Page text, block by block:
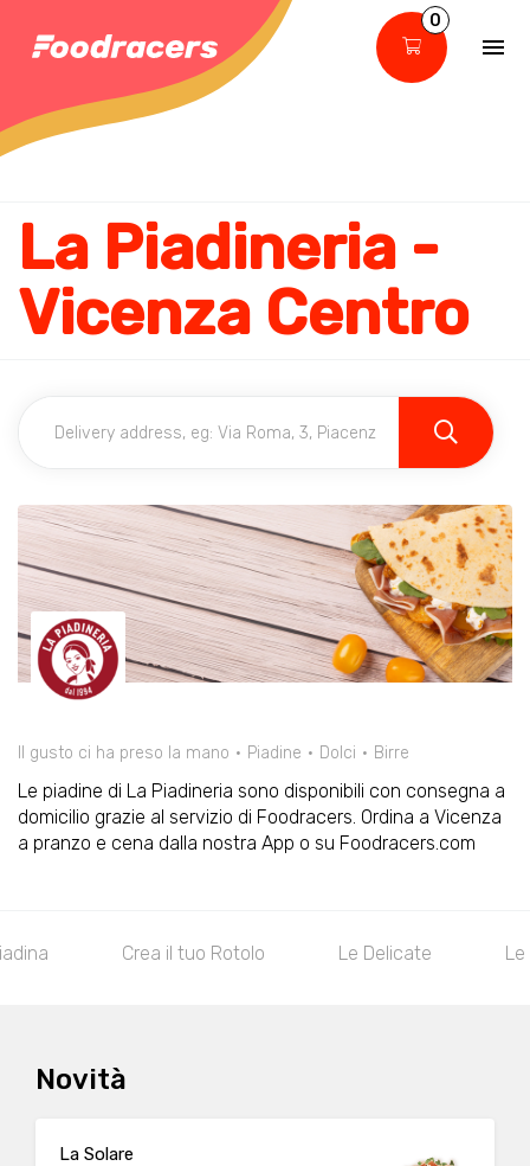
0
La Piadineria -
Vicenza Centro
Il gusto ci ha preso la mano Piadine Dolci Birre
Le piadine di La Piadineria sono disponibili con consegna a
domicilio grazie al servizio di Foodracers. Ordina a Vicenza
a pranzo e cena dalla nostra App o su Foodracers.com
Crea il tuo Rotolo Le Delicate
Novità
La Solare